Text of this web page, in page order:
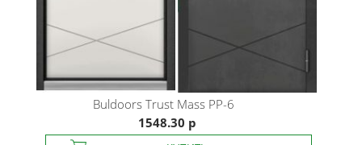
Buldoors Trust Mass PP-6
1548.30 р